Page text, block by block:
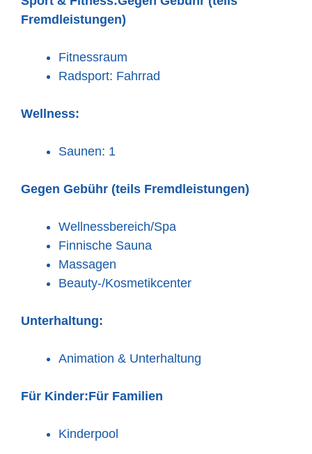
Fremdleistungen)
Fitnessraum
Radsport: Fahrrad
Wellness:
Saunen: 1
Gegen Gebühr (teils Fremdleistungen)
Wellnessbereich/Spa
Finnische Sauna
Massagen
Beauty-/Kosmetikcenter
Unterhaltung:
Animation & Unterhaltung
Für Kinder:Für Familien
Kinderpool